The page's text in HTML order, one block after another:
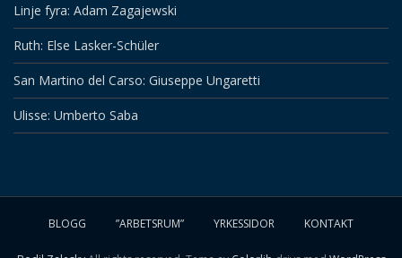
Linje fyra: Adam Zagajewski
Ruth: Else Lasker-Schüler
San Martino del Carso: Giuseppe Ungaretti
Ulisse: Umberto Saba
BLOGG ”ARBETSRUM” YRKESSIDOR KONTAKT